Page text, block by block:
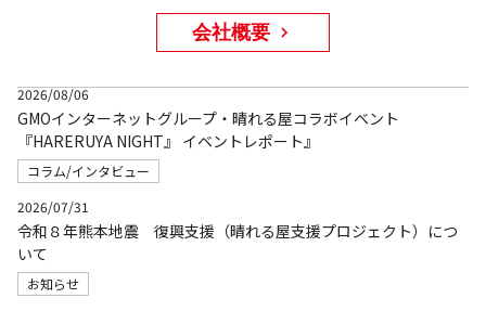
会社概要
2026/08/06
GMOインターネットグループ・晴れる屋コラボイベント
『HARERUYA NIGHT』 イベントレポート』
コラム/インタビュー
2026/07/31
令和８年熊本地震 復興支援（晴れる屋支援プロジェクト）につ
いて
お知らせ